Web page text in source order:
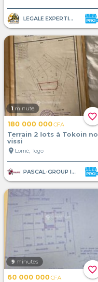
LEGALE EXPERTISE AFRIQUE
favorite_border
1 minute
180 000 000CFA
Terrain 2 lots à Tokoin no
vissi
location_on Lomé, Togo
PASCAL-GROUP IMMOBILIER
favorite_border
9 minutes
60 000 000CFA